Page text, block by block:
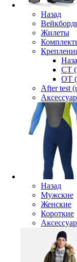
Назад
Жилеты
CT
OT
After test
Назад
Мужские
Женские
Короткие